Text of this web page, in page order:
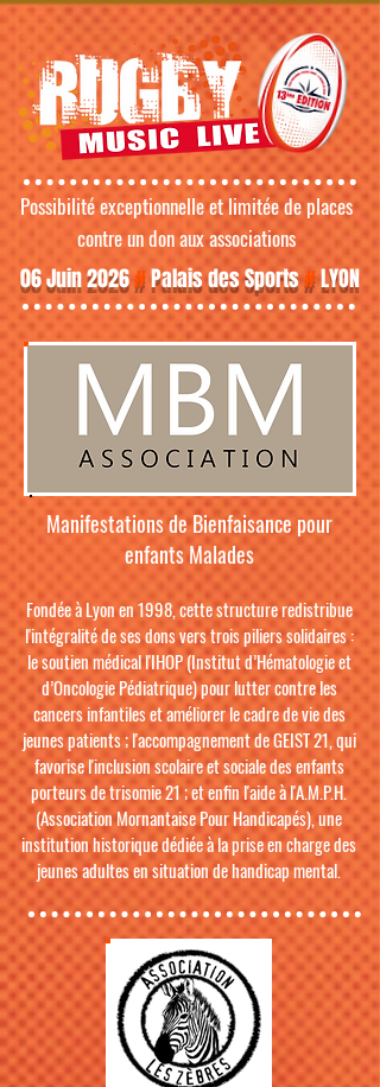
Possibilité exceptionnelle et limitée de places
contre un don aux associations
06 Juin 2026#Palais des Sports#LYON
Manifestations de Bienfaisance pour
enfants Malades
Fondée à Lyon en 1998, cette structure redistribue
l'intégralité de ses dons vers trois piliers solidaires :
le soutien médical l'IHOP (Institut d’Hématologie et
d’Oncologie Pédiatrique) pour lutter contre les
cancers infantiles et améliorer le cadre de vie des
jeunes patients ; l'accompagnement de GEIST 21, qui
favorise l'inclusion scolaire et sociale des enfants
porteurs de trisomie 21 ; et enfin l'aide à l'A.M.P.H.
(Association Mornantaise Pour Handicapés), une
institution historique dédiée à la prise en charge des
jeunes adultes en situation de handicap mental.